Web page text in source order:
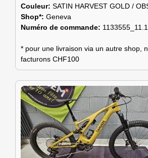
Couleur: SATIN HARVEST GOLD /
Shop*: Geneva
Numéro de commande: 1133555_11.1
* pour une livraison via un autre shop,
facturons CHF100